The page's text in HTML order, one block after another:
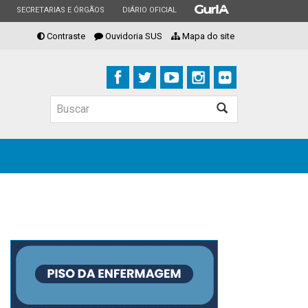
ESTADO
SECRETARIAS E ÓRGÃOS ESTADO
DIÁRIO OFICIAL ESTADO
Contraste Ouvidoria SUS Mapa do site